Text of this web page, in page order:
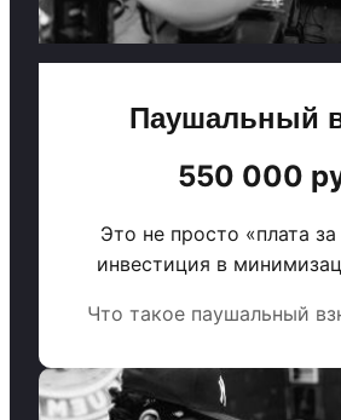
Паушальный
550 000
Это не просто «плата
инвестиция в
Что такое паушальный